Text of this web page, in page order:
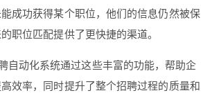
成功获得某个职位，他们的信息仍然被保
职位匹配提供了更快捷的渠道。
自动化系统通过这些丰富的功能，帮助企
效率，同时提升了整个招聘过程的质量和